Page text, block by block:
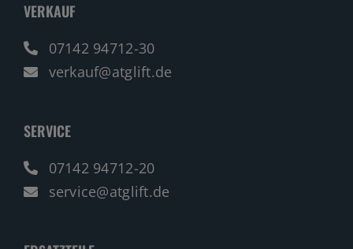
VERKAUF
07142 94712-30
verkauf@atglift.de
SERVICE
07142 94712-20
service@atglift.de